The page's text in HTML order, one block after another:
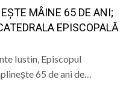
MÂINE 65 DE ANI;
EPISCOPALĂ
Iustin, Episcopul
65 de ani de…